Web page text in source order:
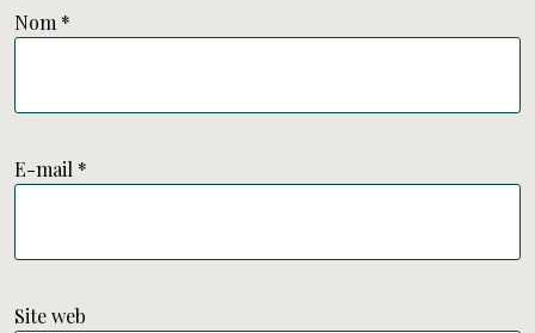
Nom *
E-mail *
Site web